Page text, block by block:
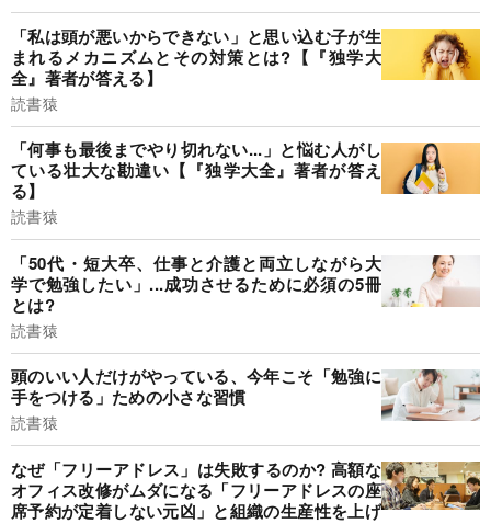
「私は頭が悪いからできない」と思い込む子が生
まれるメカニズムとその対策とは?【『独学大
全』著者が答える】
読書猿
「何事も最後までやり切れない...」と悩む人がし
ている壮大な勘違い【『独学大全』著者が答え
る】
読書猿
「50代・短大卒、仕事と介護と両立しながら大
学で勉強したい」...成功させるために必須の5冊
とは?
読書猿
頭のいい人だけがやっている、今年こそ「勉強に
手をつける」ための小さな習慣
読書猿
なぜ「フリーアドレス」は失敗するのか? 高額な
オフィス改修がムダになる「フリーアドレスの座
席予約が定着しない元凶」と組織の生産性を上げ